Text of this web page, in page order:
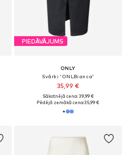
PIEDĀVĀJUMS
ONLY
Svārki 'ONLBianca'
35,99 €
Sākotnējā cena: 39,99 €
Pēdējā zemākā cena:35,99 €